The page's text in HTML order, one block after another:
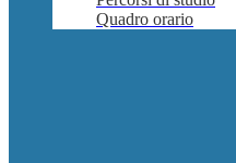
Quadro orario